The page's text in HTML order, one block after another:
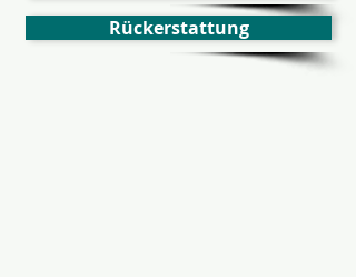
Rückerstattung